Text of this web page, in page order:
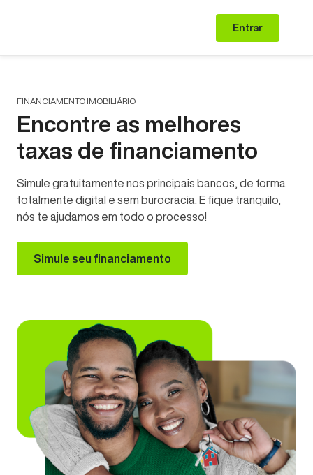
Entrar
FINANCIAMENTO IMOBILIÁRIO
Encontre as melhores
taxas de financiamento
Simule gratuitamente nos principais bancos, de forma
totalmente digital e sem burocracia. E fique tranquilo,
nós te ajudamos em todo o processo!
Simule seu financiamento